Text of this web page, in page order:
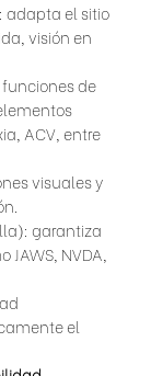
adapta el sitio
visión en
de
ACV, entre
visuales y
garantiza
NVDA,
el